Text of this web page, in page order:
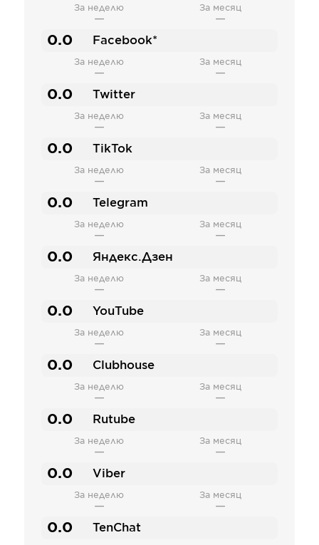
За неделю
—
За месяц
—
0.0 Facebook*
За неделю
—
За месяц
—
0.0 Twitter
За неделю
—
За месяц
—
0.0 TikTok
За неделю
—
За месяц
—
0.0 Telegram
За неделю
—
За месяц
—
0.0 Яндекс.Дзен
За неделю
—
За месяц
—
0.0 YouTube
За неделю
—
За месяц
—
0.0 Clubhouse
За неделю
—
За месяц
—
0.0 Rutube
За неделю
—
За месяц
—
0.0 Viber
За неделю
—
За месяц
—
0.0 TenChat